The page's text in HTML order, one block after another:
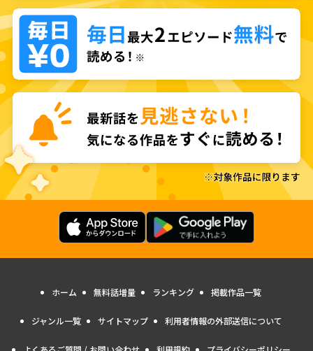
ホーム 無料話増量 ランキング 掲載作品一覧
ジャンル一覧 サイトマップ 利用者情報の外部送信について